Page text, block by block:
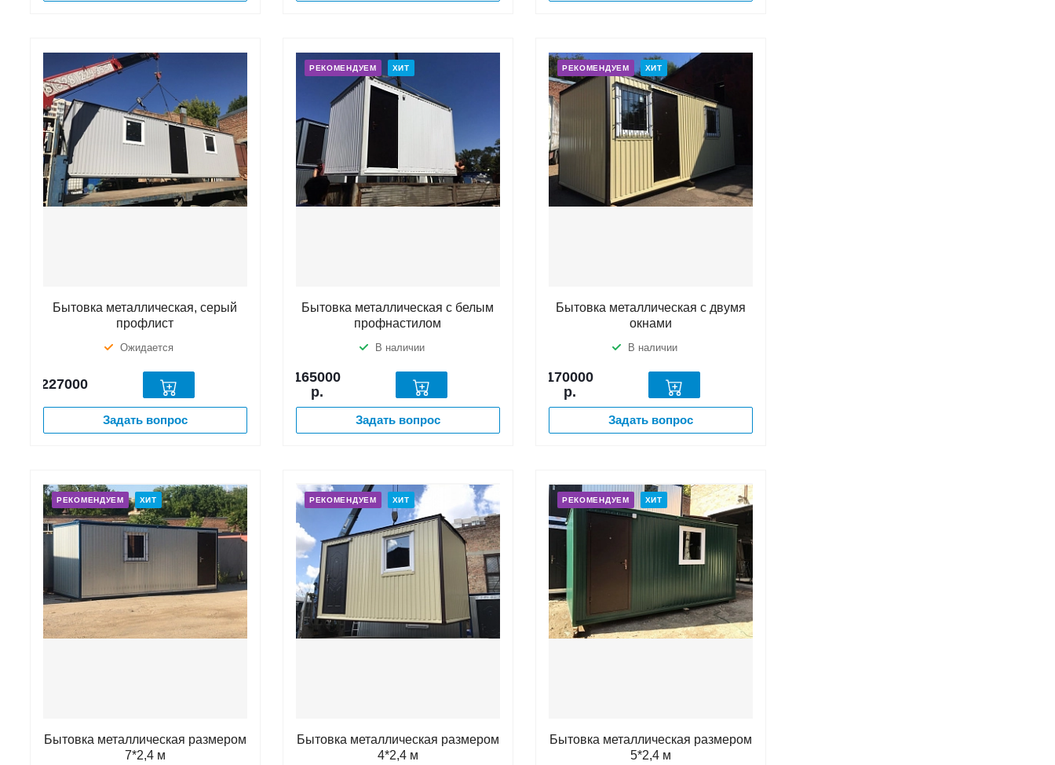
Бытовка металлическая, серый
профлист
Ожидается
227000
Задать вопрос
РЕКОМЕНДУЕМ ХИТ
Бытовка металлическая с белым
профнастилом
В наличии
165000
р.
Задать вопрос
РЕКОМЕНДУЕМ ХИТ
Бытовка металлическая с двумя
окнами
В наличии
170000
р.
Задать вопрос
РЕКОМЕНДУЕМ ХИТ
Бытовка металлическая размером
7*2,4 м
РЕКОМЕНДУЕМ ХИТ
Бытовка металлическая размером
4*2,4 м
РЕКОМЕНДУЕМ ХИТ
Бытовка металлическая размером
5*2,4 м